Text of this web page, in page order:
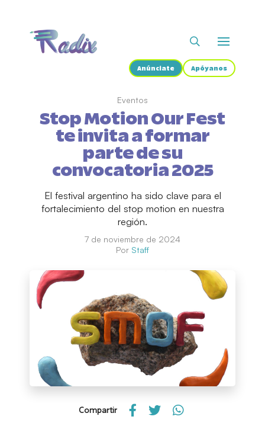
Anúnciate Apóyanos
Eventos
Stop Motion Our Fest
te invita a formar
parte de su
convocatoria 2025
El festival argentino ha sido clave para el
fortalecimiento del stop motion en nuestra
región.
7 de noviembre de 2024
Por Staff
Compartir